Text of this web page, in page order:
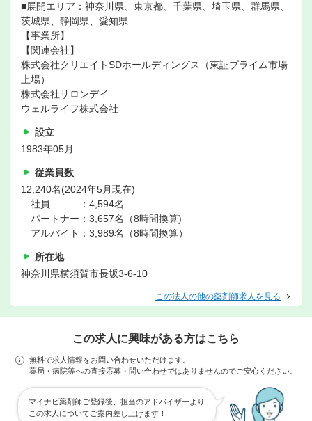
■展開エリア：神奈川県、東京都、千葉県、埼玉県、群馬県、
茨城県、静岡県、愛知県
【事業所】
【関連会社】
株式会社クリエイトSDホールディングス（東証プライム市場
上場）
株式会社サロンデイ
ウェルライフ株式会社
設立
1983年05月
従業員数
12,240名(2024年5月現在)
社員 ：4,594名
パートナー：3,657名（8時間換算)
アルバイト：3,989名（8時間換算）
所在地
神奈川県横須賀市長坂3-6-10
この法人の他の薬剤師求人を見る
この求人に興味がある方はこちら
無料で求人情報をお問い合わせいただけます。
薬局・病院等への直接応募・問い合わせではありませんのでご安心ください。
マイナビ薬剤師ご登録後、担当のアドバイザーより
この求人についてご案内差し上げます！